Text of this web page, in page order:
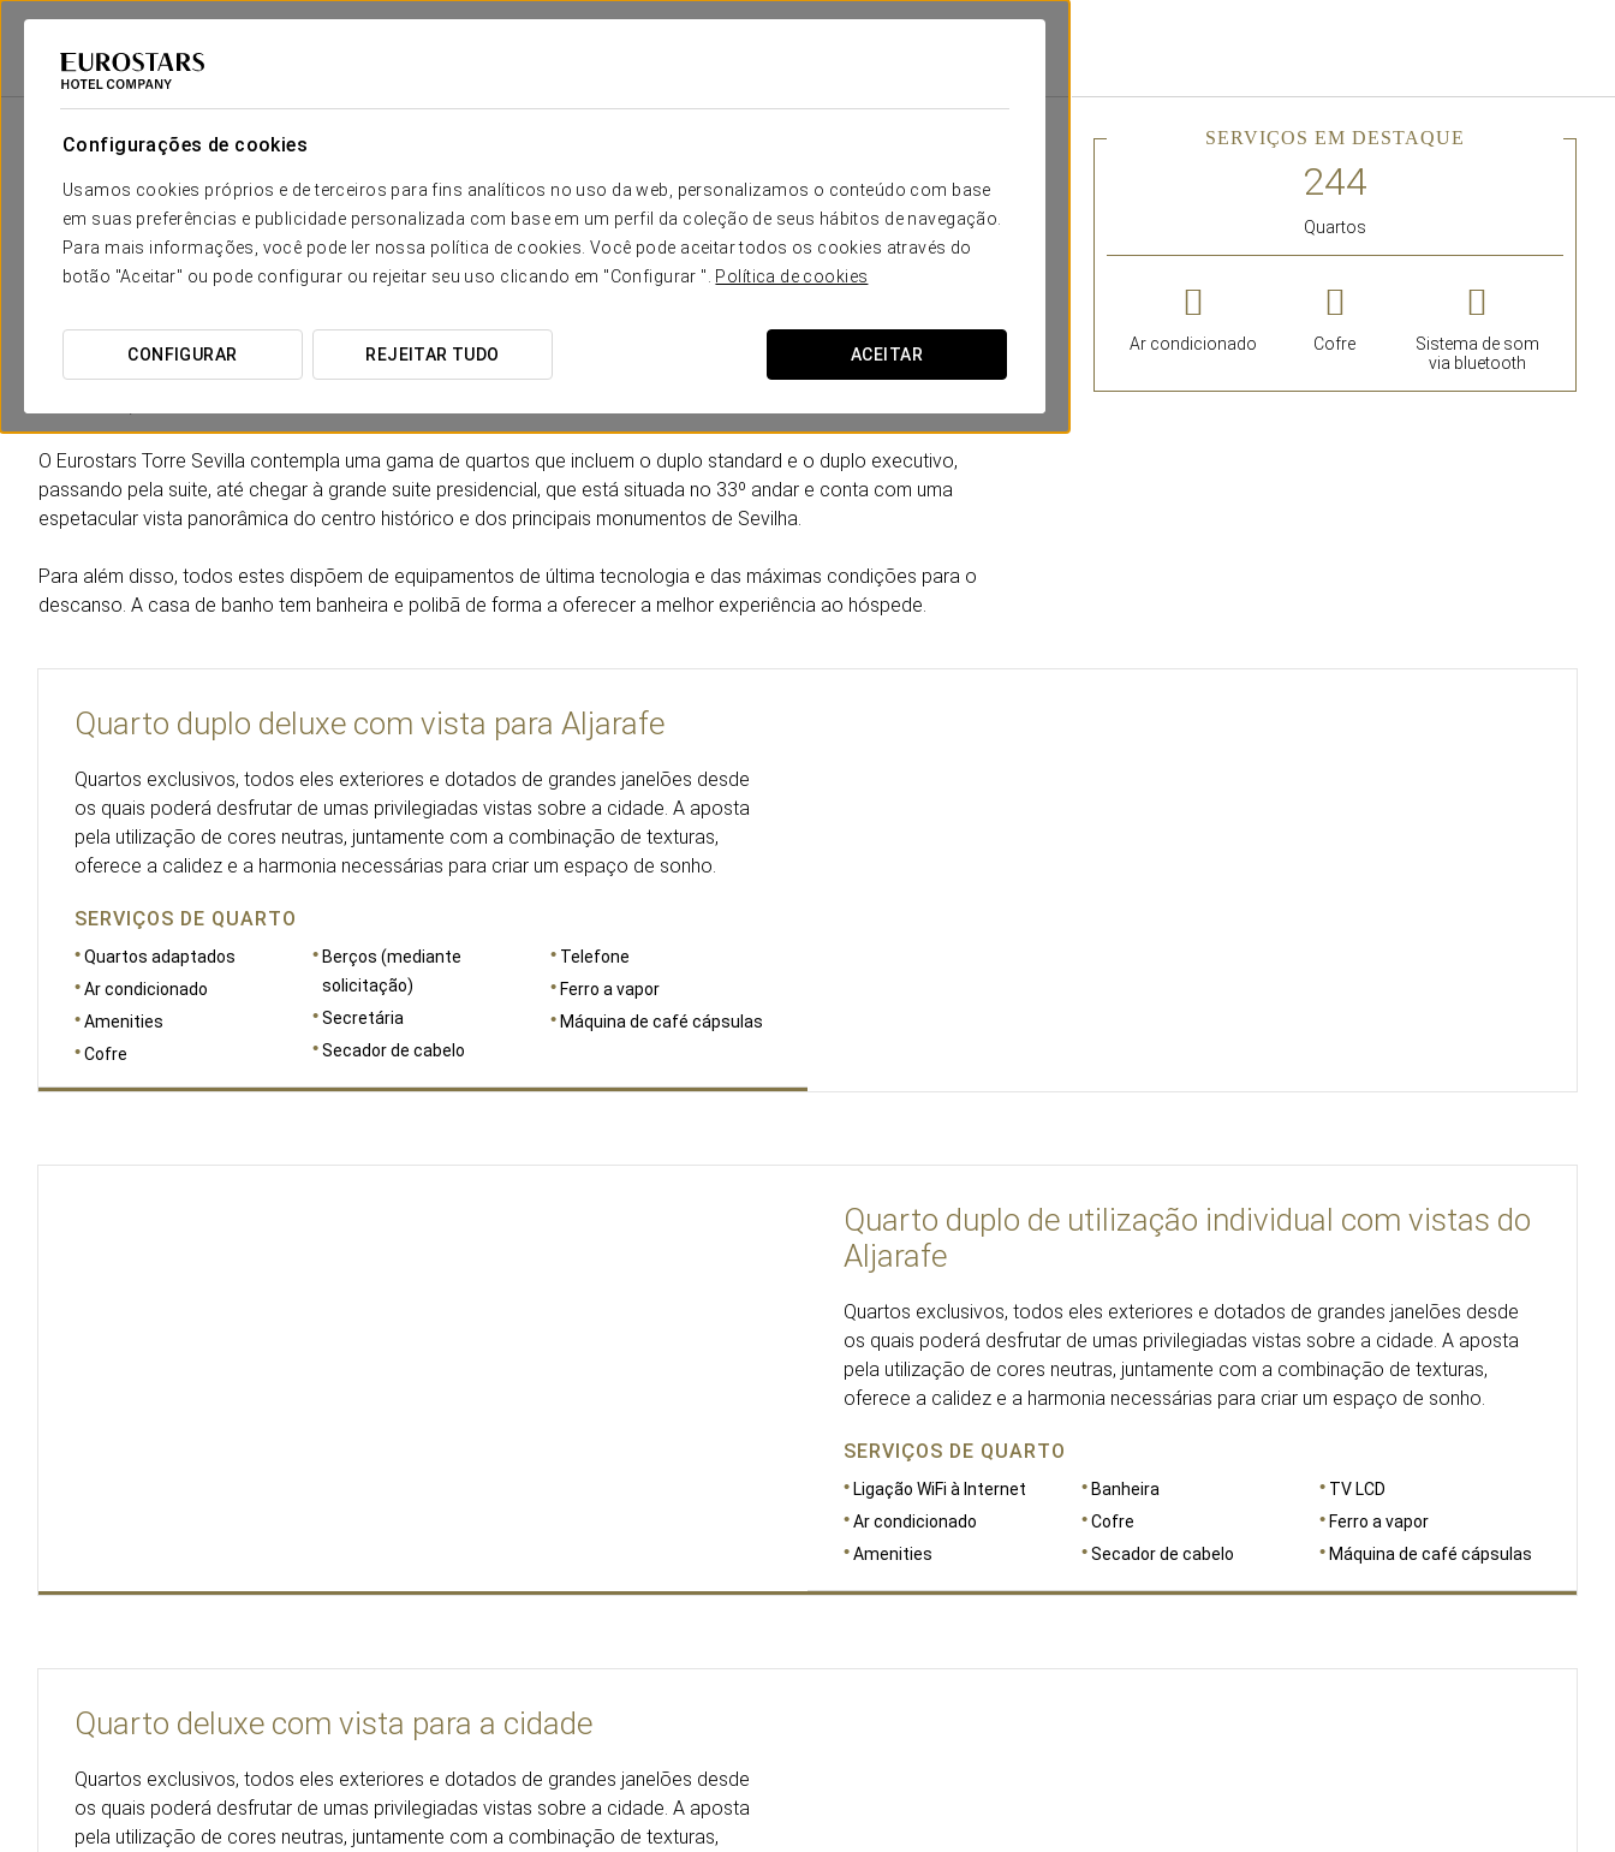
Configurações de cookies
Usamos cookies próprios e de terceiros para fins analíticos no uso da web, personalizamos o conteúdo com base
em suas preferências e publicidade personalizada com base em um perfil da coleção de seus hábitos de navegação.
Para mais informações, você pode ler nossa política de cookies. Você pode aceitar todos os cookies através do
botão "Aceitar" ou pode configurar ou rejeitar seu uso clicando em "Configurar ". Política de cookies
CONFIGURAR REJEITAR TUDO ACEITAR
Eurostars Hotel Company
O conforto e descanso que necessita
O Eurostars Torre Sevilla dispõe de244 quartos exclusivos, todos eles exteriores e dotados de grandes janelões
desde os quais poderá desfrutar de umas privilegiadas vistas sobre a cidade. A aposta pela utilização de cores
neutras, juntamente com a combinação de texturas, oferece a calidez e a harmonia necessárias para criar um
Esta conceptualização é obra de um reconhecido estúdio de arquitetura e design de interiores (GCA Arquitectos
O Eurostars Torre Sevilla contempla uma gama de quartos que incluem o duplo standard e o duplo executivo,
passando pela suite, até chegar à grande suite presidencial, que está situada no 33º andar e conta com uma
espetacular vista panorâmica do centro histórico e dos principais monumentos de Sevilha.
Para além disso, todos estes dispõem de equipamentos de última tecnologia e das máximas condições para o
descanso. A casa de banho tem banheira e polibã de forma a oferecer a melhor experiência ao hóspede.
SERVIÇOS EM DESTAQUE
Quartos
Ar condicionado Cofre
Sistema de som
via bluetooth
Quarto duplo deluxe com vista para Aljarafe
Quartos exclusivos, todos eles exteriores e dotados de grandes janelões desde
os quais poderá desfrutar de umas privilegiadas vistas sobre a cidade. A aposta
pela utilização de cores neutras, juntamente com a combinação de texturas,
oferece a calidez e a harmonia necessárias para criar um espaço de sonho.
SERVIÇOS DE QUARTO
Quartos adaptados
Ar condicionado
Amenities
Cofre
Berços (mediante
solicitação)
Secretária
Secador de cabelo
Telefone
Ferro a vapor
Máquina de café cápsulas
Quarto duplo de utilização individual com vistas do
Aljarafe
Quartos exclusivos, todos eles exteriores e dotados de grandes janelões desde
os quais poderá desfrutar de umas privilegiadas vistas sobre a cidade. A aposta
pela utilização de cores neutras, juntamente com a combinação de texturas,
oferece a calidez e a harmonia necessárias para criar um espaço de sonho.
SERVIÇOS DE QUARTO
Ligação WiFi à Internet
Ar condicionado
Amenities
Banheira
Cofre
Secador de cabelo
TV LCD
Ferro a vapor
Máquina de café cápsulas
Quarto deluxe com vista para a cidade
Quartos exclusivos, todos eles exteriores e dotados de grandes janelões desde
os quais poderá desfrutar de umas privilegiadas vistas sobre a cidade. A aposta
pela utilização de cores neutras, juntamente com a combinação de texturas,